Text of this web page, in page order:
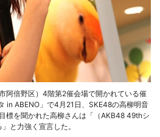
阿倍野区）4階第2催会場で開かれている催
in ABENO」で4月21日、SKE48の高柳明音
標を聞かれた高柳さんは「（AKB48 49thシ
と力強く宣言した。